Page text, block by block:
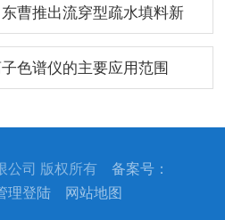
曹推出流穿型疏水填料新
色谱仪的主要应用范围
公司 版权所有备案号：
理登陆 网站地图